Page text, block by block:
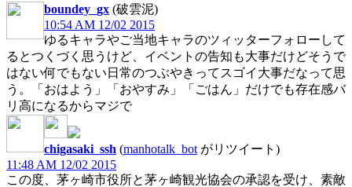
boundey_gx (破雲泥)
10:54 AM 12/02 2015
ゆるキャラやご当地キャラのツィッターフォローして
るとつくづく思うけど、イベントの告知も大事だけどそうで
はない何でもない日常のつぶやきってスゴイ大事だなって思
う。「おはよう」「おやすみ」「ごはん」だけでも存在感バ
リ高になるからマジで
chigasaki_ssh (manhotalk_bot がリツイート)
11:48 AM 12/02 2015
この度、茅ヶ崎市役所と茅ヶ崎観光協会の承認を受け、素敵